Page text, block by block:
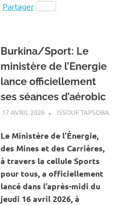
Partager
Burkina/Sport: Le
ministère de l’Energie
lance officiellement
ses séances d’aérobic
17 AVRIL 2026 ISSOUF TAPSOBA
Le Ministère de l’Énergie,
des Mines et des Carrières,
à travers la cellule Sports
pour tous, a officiellement
lancé dans l’après-midi du
jeudi 16 avril 2026, à